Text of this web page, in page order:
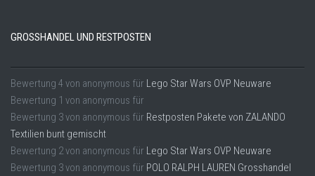
GROSSHANDEL UND RESTPOSTEN
Bewertung 4 von anonymous für Lego Star Wars OVP Neuware
Bewertung 1 von anonymous für
Bewertung 3von anonymous für Restposten Pakete von ZALANDO
Textilien bunt gemischt
Bewertung 2von anonymous für Lego Star Wars OVP Neuware
Bewertung 3von anonymous für POLO RALPH LAUREN Grosshandel